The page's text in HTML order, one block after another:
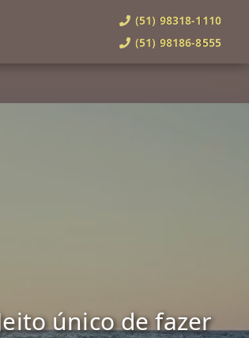
(51) 98318-1110
(51) 98186-8555
único de fazer